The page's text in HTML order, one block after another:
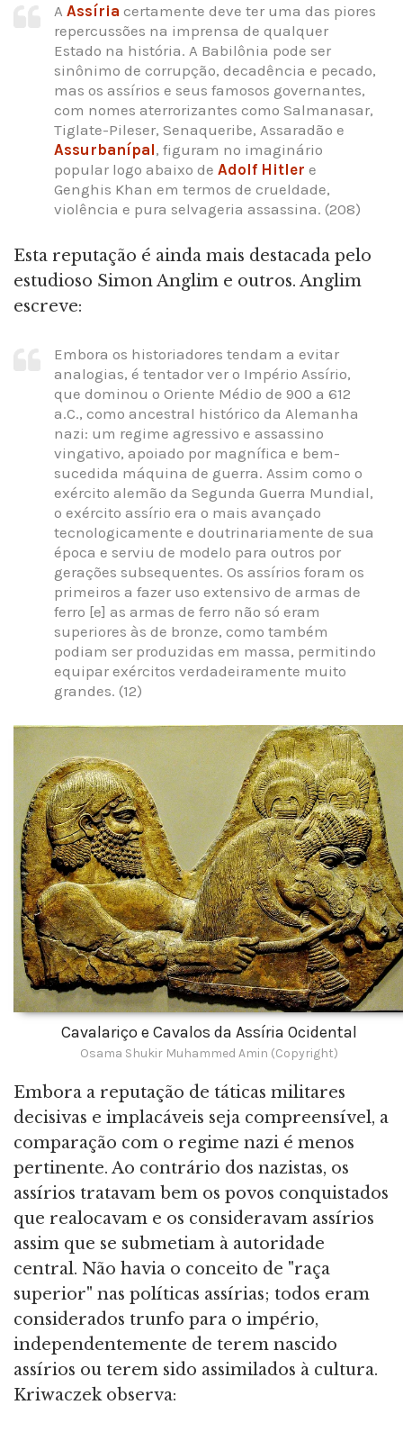
A Assíria certamente deve ter uma das piores
repercussões na imprensa de qualquer
Estado na história. A Babilônia pode ser
sinônimo de corrupção, decadência e pecado,
mas os assírios e seus famosos governantes,
com nomes aterrorizantes como Salmanasar,
Tiglate-Pileser, Senaqueribe, Assaradão e
Assurbanípal, figuram no imaginário
popular logo abaixo de Adolf Hitler e
Genghis Khan em termos de crueldade,
violência e pura selvageria assassina. (208)
Esta reputação é ainda mais destacada pelo
estudioso Simon Anglim e outros. Anglim
escreve:
Embora os historiadores tendam a evitar
analogias, é tentador ver o Império Assírio,
que dominou o Oriente Médio de 900 a 612
a.C., como ancestral histórico da Alemanha
nazi: um regime agressivo e assassino
vingativo, apoiado por magnífica e bem-
sucedida máquina de guerra. Assim como o
exército alemão da Segunda Guerra Mundial,
o exército assírio era o mais avançado
tecnologicamente e doutrinariamente de sua
época e serviu de modelo para outros por
gerações subsequentes. Os assírios foram os
primeiros a fazer uso extensivo de armas de
ferro [e] as armas de ferro não só eram
superiores às de bronze, como também
podiam ser produzidas em massa, permitindo
equipar exércitos verdadeiramente muito
grandes. (12)
Cavalariço e Cavalos da Assíria Ocidental
Osama Shukir Muhammed Amin (Copyright)
Embora a reputação de táticas militares
decisivas e implacáveis ​​seja compreensível, a
comparação com o regime nazi é menos
pertinente. Ao contrário dos nazistas, os
assírios tratavam bem os povos conquistados
que realocavam e os consideravam assírios
assim que se submetiam à autoridade
central. Não havia o conceito de "raça
superior" nas políticas assírias; todos eram
considerados trunfo para o império,
independentemente de terem nascido
assírios ou terem sido assimilados à cultura.
Kriwaczek observa: